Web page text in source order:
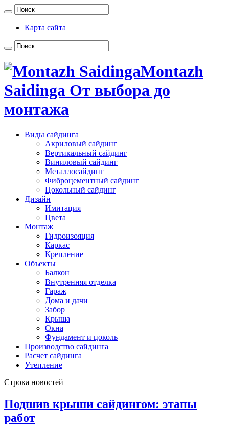
Карта сайта
Montazh
Saidinga От выбора до
монтажа
Виды сайдинга
Акриловый сайдинг
Вертикальный сайдинг
Виниловый сайдинг
Металлосайдинг
Фиброцементный сайдинг
Цокольный сайдинг
Дизайн
Имитация
Цвета
Монтаж
Гидроизояция
Каркас
Крепление
Объекты
Балкон
Внутренняя отделка
Гараж
Дома и дачи
Забор
Крыша
Окна
Фундамент и цоколь
Производство сайдинга
Расчет сайдинга
Утепление
Строка новостей
Подшив крыши сайдингом: этапы
работ